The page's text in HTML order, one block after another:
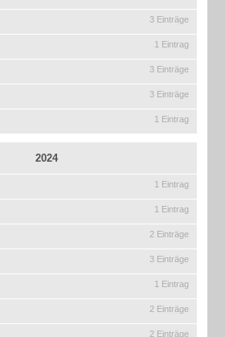
3 Einträge
1 Eintrag
3 Einträge
3 Einträge
1 Eintrag
2024
1 Eintrag
1 Eintrag
2 Einträge
3 Einträge
1 Eintrag
2 Einträge
2 Einträge